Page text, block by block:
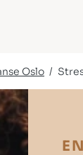
Oslo